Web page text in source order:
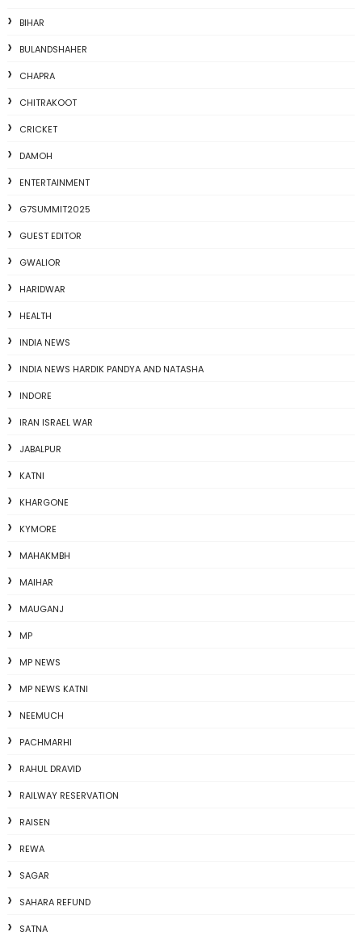
BIHAR
BULANDSHAHER
CHAPRA
CHITRAKOOT
CRICKET
DAMOH
ENTERTAINMENT
G7SUMMIT2025
GUEST EDITOR
GWALIOR
HARIDWAR
HEALTH
INDIA NEWS
INDIA NEWS HARDIK PANDYA AND NATASHA
INDORE
IRAN ISRAEL WAR
JABALPUR
KATNI
KHARGONE
KYMORE
MAHAKMBH
MAIHAR
MAUGANJ
MP
MP NEWS
MP NEWS KATNI
NEEMUCH
PACHMARHI
RAHUL DRAVID
RAILWAY RESERVATION
RAISEN
REWA
SAGAR
SAHARA REFUND
SATNA